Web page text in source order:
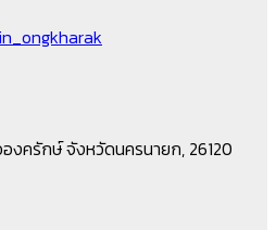
งครักษ์ จังหวัดนครนายก, 26120